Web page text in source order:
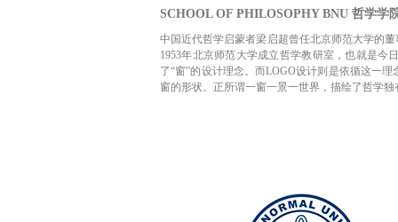
SCHOOL OF PHILOSOPHY BNU 哲学学
中国近代哲学启蒙者梁启超曾任北京师范大学的
1953年北京师范大学成立哲学教研室，也就是今
了“窗”的设计理念。而LOGO设计则是依循这一
窗的形状。正所谓一窗一景一世界，描绘了哲学